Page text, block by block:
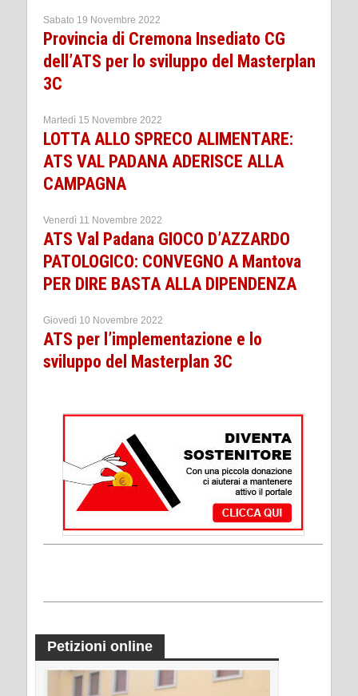
Sabato 19 Novembre 2022
Provincia di Cremona Insediato CG
dell’ATS per lo sviluppo del Masterplan
3C
Martedì 15 Novembre 2022
LOTTA ALLO SPRECO ALIMENTARE:
ATS VAL PADANA ADERISCE ALLA
CAMPAGNA
Venerdì 11 Novembre 2022
ATS Val Padana GIOCO D’AZZARDO
PATOLOGICO: CONVEGNO A Mantova
PER DIRE BASTA ALLA DIPENDENZA
Giovedì 10 Novembre 2022
ATS per l’implementazione e lo
sviluppo del Masterplan 3C
Petizioni online